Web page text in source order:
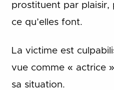
prostituent par plaisir,
ce qu’elles font.
La victime est
vue comme « actrice
sa situation.